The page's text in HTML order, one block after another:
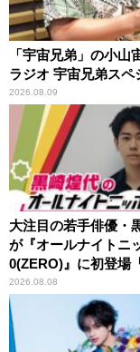
「宇宙兄弟」の小
ラジオ 宇宙兄弟スペ
2026.08.09
大注目の若手俳優・
が『オールナイトニ
0(ZERO)』に初登場
とてもワクワクして
す！」
2026.08.08